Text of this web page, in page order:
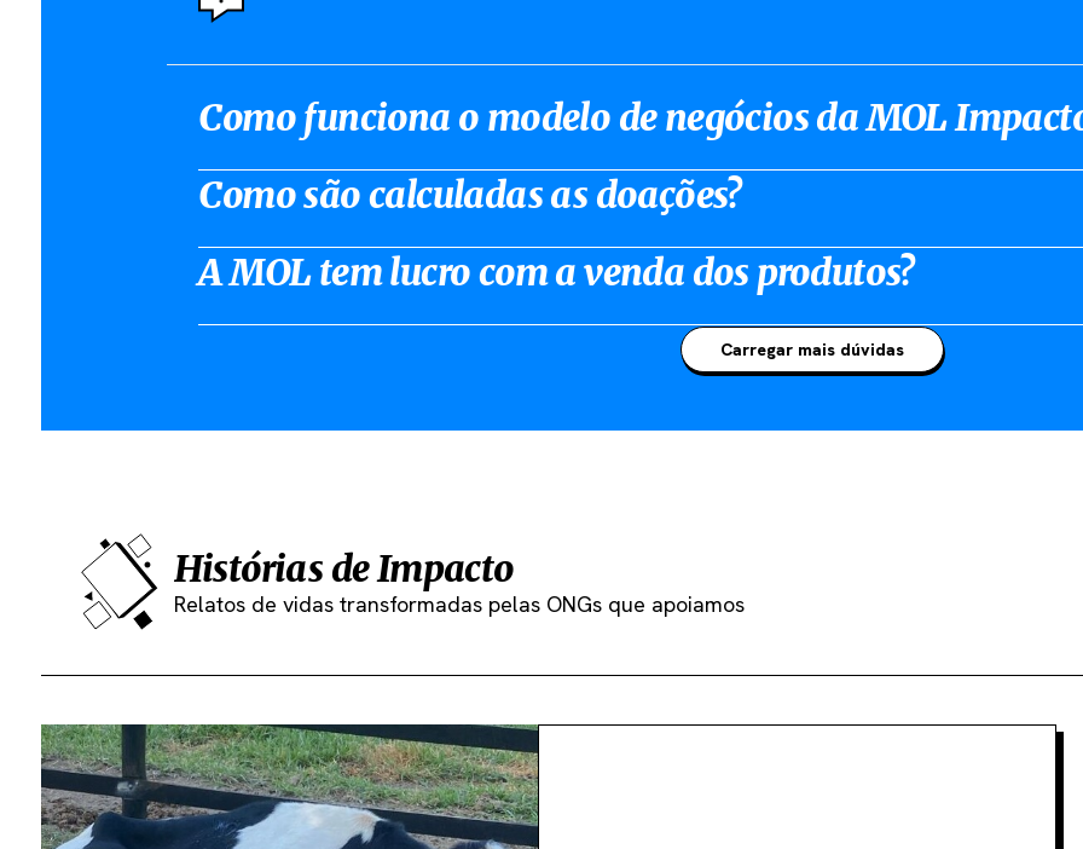
Como funciona o modelo de negócios da MOL
Como são calculadas as doações?
A MOL tem lucro com a venda dos produtos?
Carregar mais dúvidas
Histórias de Impacto
Relatos de vidas transformadas pelas ONGs que apoiamos